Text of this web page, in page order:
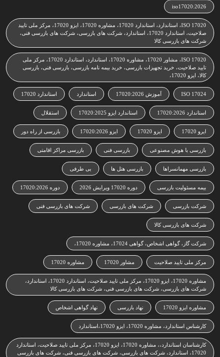
iso17020:2026
ISO 17020، استاندارد، استاندارد 17020، مشاوره 17020، ایزو 17020، مرکز ملی تایید
صلاحیت، استاندارد 17020، استاندارد، شرکت های بازرسی، شرکت های بازرسی فنی،
شرکت های بازرسی کالا
ISO 17020، مشاور 17020، مشاوره 17020، استاندارد، استاندارد 17020، مرکز ملی
تایید صلاحیت، خرید تجهیزات بازرسی، خرید بیمه نامه بازرسی، بازرسی فنی، بازرسی
کالا، ایزو 17020،
ISO 17024 آموزش 17020:2026 استاندارد استاندارد 17020
استاندارد 17020:2026 استاندارد ایزو 17020:2025 استقلال
ایرو 17020 ایزو 17020 ایزو 17020:2026 بازرسی از راه دور
بازرسی با هوش مصنوعی بازرسی فنی بازرسی مراکز اقامتی
بازرسی مهمانسراها بازرسی هتل ها بی طرفی
بیمه مسئولیت بازرسی دوره 17020 ویرایش 2026 دوره 17020:2026
شرکت بازرسی شرکت های بازرسی شرکت های بازرسی فنی
شرکت های بازرسی کالا
شرکت گاز، گواهی اشخاص، گواهی 17024، مشاوره 17020،
مرکز ملی تایید صلاحیت مشاور 17020 مشاوره 17020
مشاوره 17020، ایزو 17020، مرکز ملی تایید صلاحیت، استاندارد 17020، استاندارد،
شرکت های بازرسی، شرکت های بازرسی فنی، شرکت های بازرسی کالا
مشاوره ایزو 17020 نهاد بازرسی نهاد گواهی اشخاص
کارشناس استاندارد، مشاوره 17020، ایزو 17020،استاندارد
کارشناسان استاندارد،، مشاوره 17020، ایزو 17020، مرکز ملی تایید صلاحیت، استاندارد
17020، استاندارد، شرکت های بازرسی، شرکت های بازرسی فنی، شرکت های بازرسی